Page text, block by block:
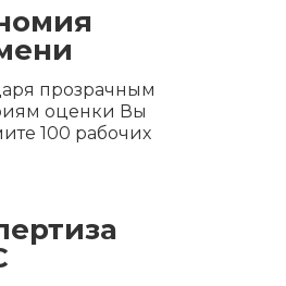
прозрачным
оценки Вы
100 рабочих